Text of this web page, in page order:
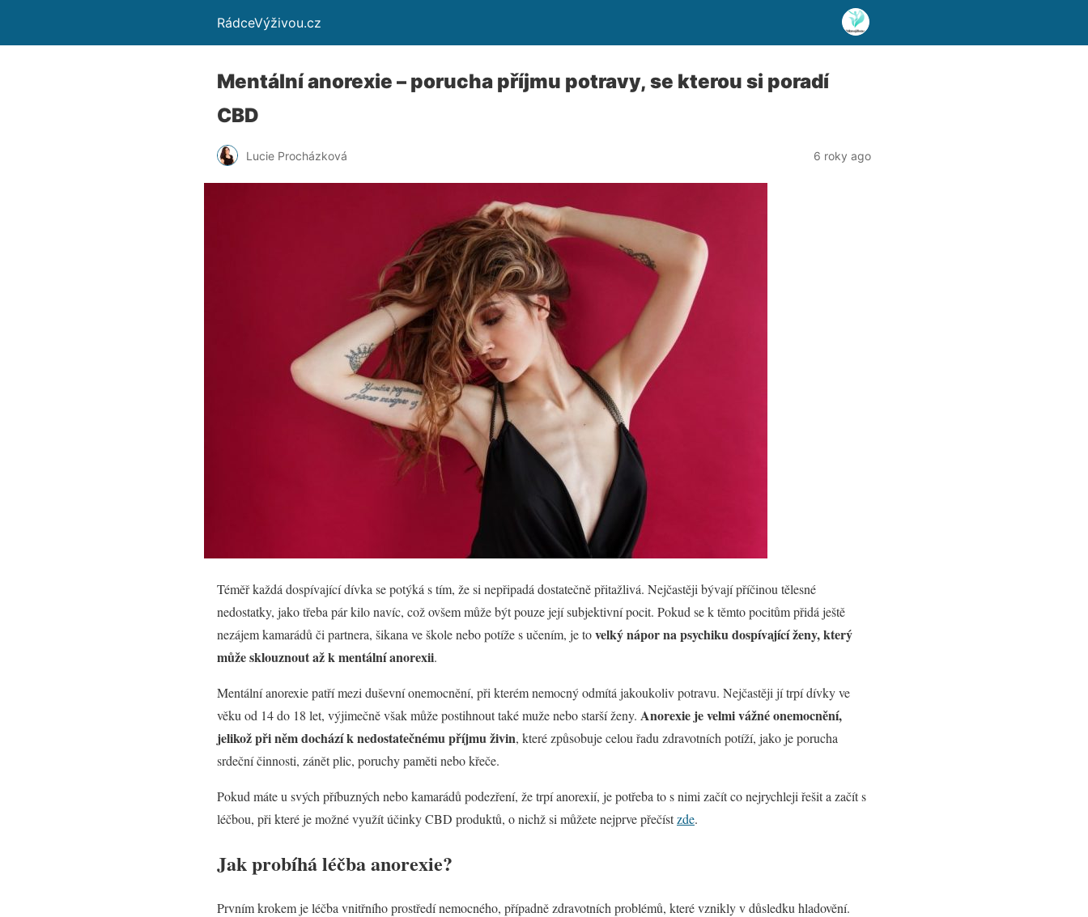
RádceVýživou.cz
Mentální anorexie – porucha příjmu potravy, se kterou si poradí
CBD
Lucie Procházková 6 roky ago
Téměř každá dospívající dívka se potýká s tím, že si nepřipadá dostatečně přitažlivá. Nejčastěji bývají příčinou tělesné
nedostatky, jako třeba pár kilo navíc, což ovšem může být pouze její subjektivní pocit. Pokud se k těmto pocitům přidá ještě
nezájem kamarádů či partnera, šikana ve škole nebo potíže s učením, je tovelký nápor na psychiku dospívající ženy, který
může sklouznout až k mentální anorexii.
Mentální anorexie patří mezi duševní onemocnění, při kterém nemocný odmítá jakoukoliv potravu. Nejčastěji jí trpí dívky ve
věku od 14 do 18 let, výjimečně však může postihnout také muže nebo starší ženy. Anorexie je velmi vážné onemocnění,
jelikož při něm dochází k nedostatečnému příjmu živin, které způsobuje celou řadu zdravotních potíží, jako je porucha
srdeční činnosti, zánět plic, poruchy paměti nebo křeče.
Pokud máte u svých příbuzných nebo kamarádů podezření, že trpí anorexií, je potřeba to s nimi začít co nejrychleji řešit a začít s
léčbou, při které je možné využít účinky CBD produktů, o nichž si můžete nejprve přečístzde.
Jak probíhá léčba anorexie?
Prvním krokem je léčba vnitřního prostředí nemocného, případně zdravotních problémů, které vznikly v důsledku hladovění.